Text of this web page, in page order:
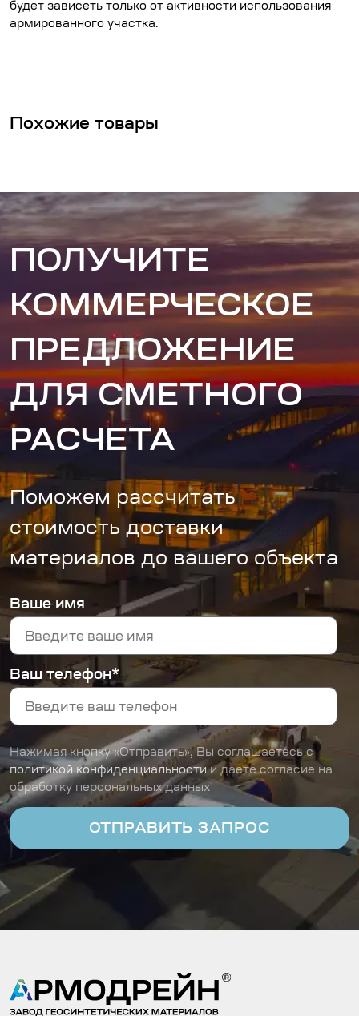
будет зависеть только от активности использования
армированного участка.
Похожие товары
ПОЛУЧИТЕ
КОММЕРЧЕСКОЕ
ПРЕДЛОЖЕНИЕ
ДЛЯ СМЕТНОГО
РАСЧЕТА
Поможем рассчитать
стоимость доставки
материалов до вашего объекта
Ваше имя
Ваш телефон*
Нажимая кнопку «Отправить», Вы соглашаетесь с
политикой конфиденциальностии даёте согласие на
обработку персональных данных